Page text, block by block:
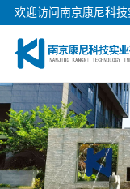
欢迎访问南京康尼科